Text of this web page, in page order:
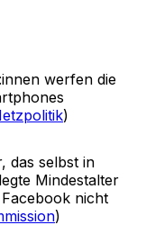
werfen die
)
das selbst in
Mindestalter
nicht
)